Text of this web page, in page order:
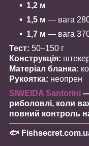
1,2 м
1,5 м — вага
1,7 м — вага
Тест: 50–150 г
Конструкція:
Матеріал бланка:
Рукоятка: неопрен
SIWEIDA Santorini
риболовлі, коли
повний контроль
🐟